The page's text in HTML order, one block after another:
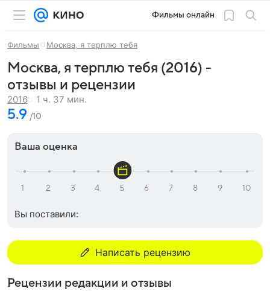
Фильмы онлайн
Фильмы Москва, я терплю тебя
Москва, я терплю тебя (2016) -
отзывы и рецензии
2016 1 ч. 37 мин.
5.9 /10
Ваша оценка
Вы поставили:
Написать рецензию
Рецензии редакции и отзывы